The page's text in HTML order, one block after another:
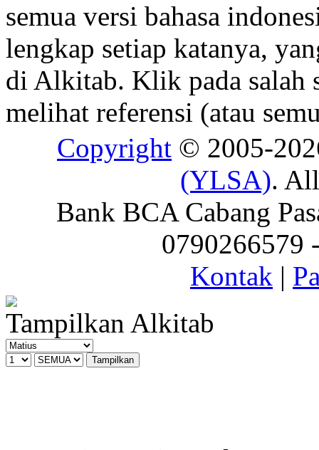
semua versi bahasa
lengkap setiap katanya,
di Alkitab. Klik pada salah
melihat referensi (atau
Copyright © 2005-
(YLSA).
Bank BCA Cabang
0790266579
Kontak |
Tampilkan Alkitab